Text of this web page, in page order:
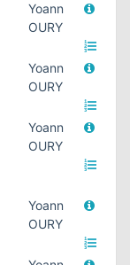
Yoann
OURY
Yoann
OURY
Yoann
OURY
Yoann
OURY